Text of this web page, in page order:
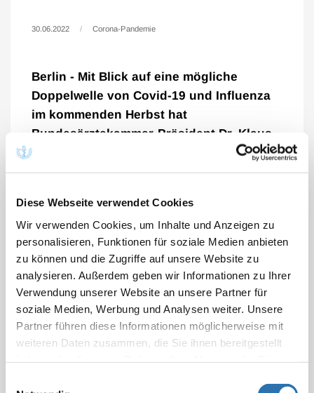
Diese Webseite verwendet Cookies
Wir verwenden Cookies, um Inhalte und Anzeigen zu
personalisieren, Funktionen für soziale Medien anbieten
zu können und die Zugriffe auf unsere Website zu
analysieren. Außerdem geben wir Informationen zu Ihrer
Verwendung unserer Website an unsere Partner für
soziale Medien, Werbung und Analysen weiter. Unsere
Partner führen diese Informationen möglicherweise mit
weiteren Daten zusammen, die Sie ihnen bereitgestellt
30.06.2022 Corona-Pandemie
Berlin - Mit Blick auf eine mögliche
Doppelwelle von Covid-19 und Influenza
im kommenden Herbst hat
Bundesärztekammer-Präsident Dr. Klaus
Reinhardt dringend zur Impfung
aufgerufen.
„Je weniger Menschen schwer an einer Influenza
erkranken, desto mehr Behandlungskapazitäten
bleiben frei für COVID-19- Patienten“, sagte er den
Zeitungen der Funke Mediengruppe (30.06.2022).
Außerdem ließen sich mit der Grippeschutzimpfung
Doppelinfektionen mit dem Corona- und dem
Influenzavirus vermeiden.
Die rund 150.000 Arztpraxen in Deutschland haben